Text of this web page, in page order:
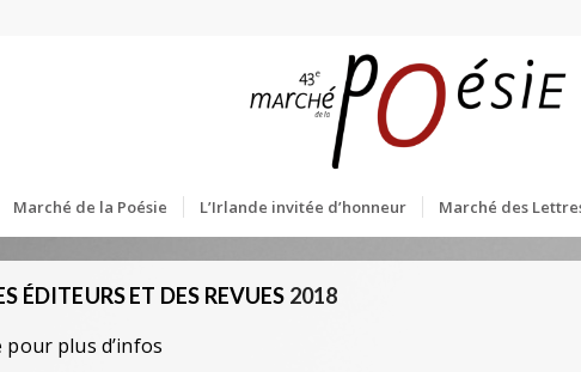
Marché de la Poésie L’Irlande invitée d’honneur Marché des
ÉDITEURS ET DES REVUES 2018
pour plus d’infos